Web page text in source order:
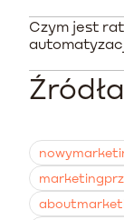
od
profesjonalne
Klaviyo jest
integrację i
Czym jest
To
potrafi
zamówień,
inwestycji.
Źródła